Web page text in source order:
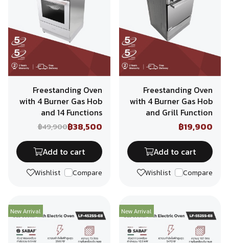
Freestanding Oven
with 4 Burner Gas Hob
and 14 Functions
฿49,900฿38,500
Add to cart
Wishlist Compare
Freestanding Oven
with 4 Burner Gas Hob
and Grill Function
฿19,900
Add to cart
Wishlist Compare
New Arrival New Arrival